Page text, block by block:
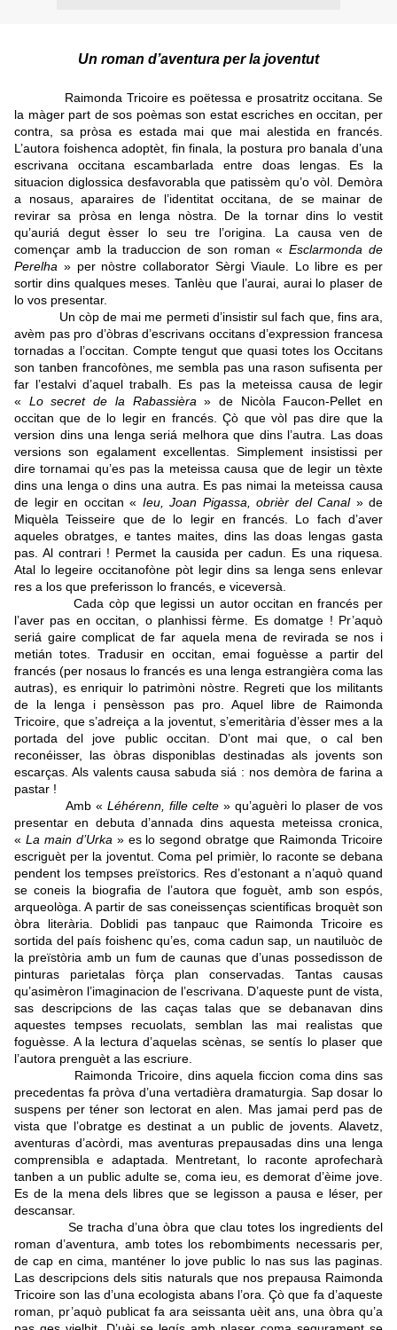
Un roman d’aventura per la joventut
Raimonda Tricoire es poëtessa e prosatritz occitana. Se
la màger part de sos poèmas son estat escriches en occitan, per
contra, sa pròsa es estada mai que mai alestida en francés.
L’autora foishenca adoptèt, fin finala, la postura pro banala d’una
escrivana occitana escambarlada entre doas lengas. Es la
situacion diglossica desfavorabla que patissèm qu’o vòl. Demòra
a nosaus, aparaires de l’identitat occitana, de se mainar de
revirar sa pròsa en lenga nòstra. De la tornar dins lo vestit
qu’auriá degut èsser lo seu tre l’origina. La causa ven de
començar amb la traduccion de son roman «Esclarmonda de
Perelha » per nòstre collaborator Sèrgi Viaule. Lo libre es per
sortir dins qualques meses. Tanlèu que l’aurai, aurai lo plaser de
lo vos presentar.
Un còp de mai me permeti d’insistir sul fach que, fins ara,
avèm pas pro d’òbras d’escrivans occitans d’expression francesa
tornadas a l’occitan. Compte tengut que quasi totes los Occitans
son tanben francofònes, me sembla pas una rason sufisenta per
far l’estalvi d’aquel trabalh. Es pas la meteissa causa de legir
« Lo secret de la Rabassièra » de Nicòla Faucon-Pellet en
occitan que de lo legir en francés. Çò que vòl pas dire que la
version dins una lenga seriá melhora que dins l’autra. Las doas
versions son egalament excellentas. Simplement insistissi per
dire tornamai qu’es pas la meteissa causa que de legir un tèxte
dins una lenga o dins una autra. Es pas nimai la meteissa causa
de legir en occitan « Ieu, Joan Pigassa, obrièr del Canal» de
Miquèla Teisseire que de lo legir en francés. Lo fach d’aver
aqueles obratges, e tantes maites, dins las doas lengas gasta
pas. Al contrari ! Permet la causida per cadun. Es una riquesa.
Atal lo legeire occitanofòne pòt legir dins sa lenga sens enlevar
res a los que preferisson lo francés, e viceversà.
Cada còp que legissi un autor occitan en francés per
l’aver pas en occitan, o planhissi fèrme. Es domatge ! Pr’aquò
seriá gaire complicat de far aquela mena de revirada se nos i
metián totes. Tradusir en occitan, emai foguèsse a partir del
francés (per nosaus lo francés es una lenga estrangièra coma las
autras), es enriquir lo patrimòni nòstre. Regreti que los militants
de la lenga i pensèsson pas pro. Aquel libre de Raimonda
Tricoire, que s’adreiça a la joventut, s’emeritària d’èsser mes a la
portada del jove public occitan. D’ont mai que, o cal ben
reconéisser, las òbras disponiblas destinadas als jovents son
escarças. Als valents causa sabuda siá : nos demòra de farina a
pastar !
Amb «Léhérenn, fille celte » qu’aguèri lo plaser de vos
presentar en debuta d’annada dins aquesta meteissa cronica,
« La main d’Urka » es lo segond obratge que Raimonda Tricoire
escriguèt per la joventut. Coma pel primièr, lo raconte se debana
pendent los tempses preïstorics. Res d’estonant a n’aquò quand
se coneis la biografia de l’autora que foguèt, amb son espós,
arqueològa. A partir de sas coneissenças scientificas broquèt son
òbra literària. Doblidi pas tanpauc que Raimonda Tricoire es
sortida del país foishenc qu’es, coma cadun sap, un nautiluòc de
la preïstòria amb un fum de caunas que d’unas possedisson de
pinturas parietalas fòrça plan conservadas. Tantas causas
qu’asimèron l’imaginacion de l’escrivana. D’aqueste punt de vista,
sas descripcions de las caças talas que se debanavan dins
aquestes tempses recuolats, semblan las mai realistas que
foguèsse. A la lectura d’aquelas scènas, se sentís lo plaser que
l’autora prenguèt a las escriure.
Raimonda Tricoire, dins aquela ficcion coma dins sas
precedentas fa pròva d’una vertadièra dramaturgia. Sap dosar lo
suspens per téner son lectorat en alen. Mas jamai perd pas de
vista que l’obratge es destinat a un public de jovents. Alavetz,
aventuras d’acòrdi, mas aventuras prepausadas dins una lenga
comprensibla e adaptada. Mentretant, lo raconte aprofecharà
tanben a un public adulte se, coma ieu, es demorat d’èime jove.
Es de la mena dels libres que se legisson a pausa e léser, per
descansar.
Se tracha d’una òbra que clau totes los ingredients del
roman d’aventura, amb totes los rebombiments necessaris per,
de cap en cima, manténer lo jove public lo nas sus las paginas.
Las descripcions dels sitis naturals que nos prepausa Raimonda
Tricoire son las d’una ecologista abans l’ora. Çò que fa d’aqueste
roman, pr’aquò publicat fa ara seissanta uèit ans, una òbra qu’a